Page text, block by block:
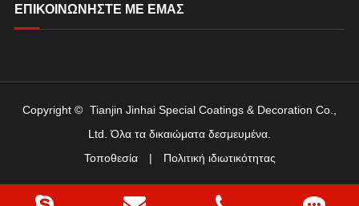
ΕΠΙΚΟΙΝΩΝΉΣΤΕ ΜΕ ΕΜΆΣ
Copyright © Tianjin Jinhai Special Coatings & Decoration Co.,
Ltd. Όλα τα δικαιώματα δεσμευμένα.
Τοποθεσία
| Πολιτική ιδιωτικότητας